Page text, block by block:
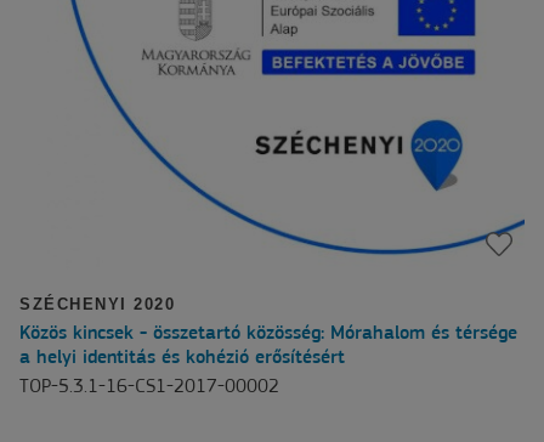
SZÉCHENYI 2020
Közös kincsek - összetartó közösség: Mórahalom és térsége
a helyi identitás és kohézió erősítésért
TOP-5.3.1-16-CS1-2017-00002